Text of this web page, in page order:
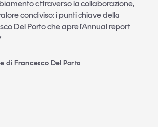
attraverso la collaborazione,
condiviso: i punti chiave della
Del Porto che apre l'Annual report
di Francesco Del Porto